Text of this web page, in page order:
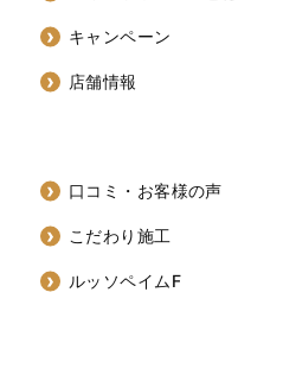
キャンペーン
店舗情報
口コミ・お客様の声
こだわり施工
ルッソペイムF